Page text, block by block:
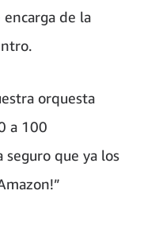
de la
orquesta
a 100
que ya los